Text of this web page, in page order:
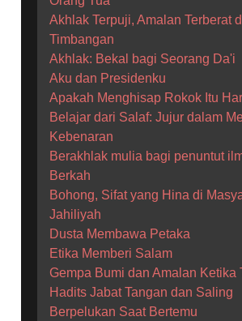
Akhlak Terpuji, Amalan Terberat
Timbangan
Akhlak: Bekal bagi Seorang Da'i
Aku dan Presidenku
Apakah Menghisap Rokok Itu
Belajar dari Salaf: Jujur dalam
Kebenaran
Berakhlak mulia bagi penuntut
Berkah
Bohong, Sifat yang Hina di
Jahiliyah
Dusta Membawa Petaka
Etika Memberi Salam
Gempa Bumi dan Amalan Ketika
Hadits Jabat Tangan dan Saling
Berpelukan Saat Bertemu